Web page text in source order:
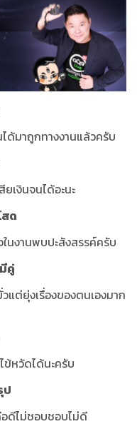
ด้มาถูกทางงานแล้วครับ
ยเงินจนได้อะนะ
ด
ในงานพบปะสังสรรค์ครับ
คู่
แต่ยุ่งเรื่องของตนเองมาก
ข้หวัดได้นะครับ
ป
ดีไม่ชอบชอบไม่ดี